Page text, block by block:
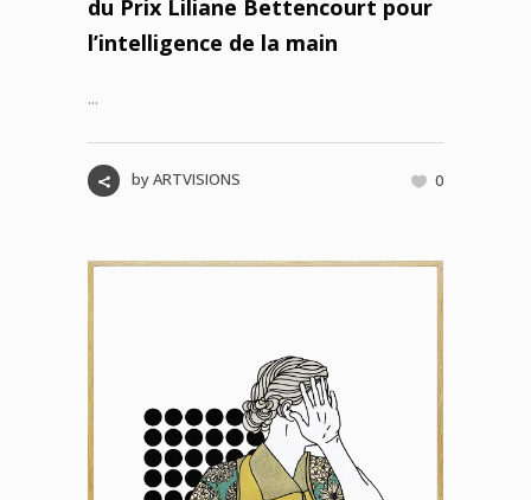
du Prix Liliane Bettencourt pour
l’intelligence de la main
...
byARTVISIONS 0